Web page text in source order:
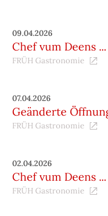
09.04.2026
Chef vum Deens ...
FRÜH Gastronomie
07.04.2026
Geänderte
FRÜH Gastronomie
02.04.2026
Chef vum Deens ...
FRÜH Gastronomie